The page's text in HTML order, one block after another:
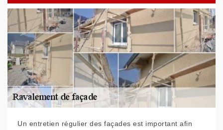
Un entretien régulier des façades est important afin